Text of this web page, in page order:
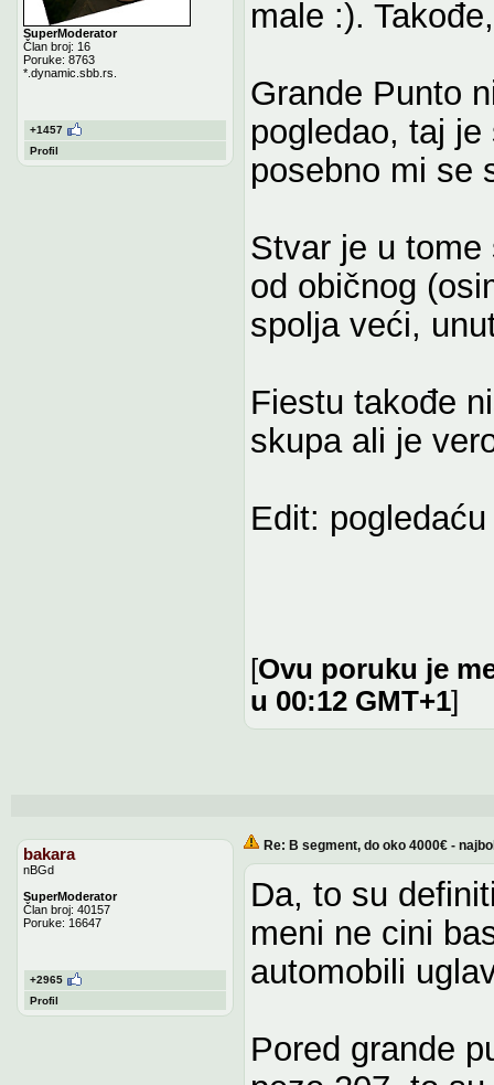
SuperModerator
Član broj: 16
Poruke: 8763
*.dynamic.sbb.rs.
+1457
Profil
male :).
Grande Punto
pogledao, taj
posebno mi se
Stvar je u
od običnog
spolja veći,
Fiestu takođe
skupa ali je
Edit:
[Ovu poruku je
u 00:12 GMT+1]
bakara
nBGd
SuperModerator
Član broj: 40157
Poruke: 16647
+2965
Profil
Re: B segment, do oko 4000€ -
Da, to su
meni ne cini
automobili
Pored grande